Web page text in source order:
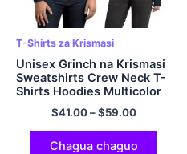
T-Shirts za Krismasi
Unisex Grinch na Krismasi
Sweatshirts Crew Neck T-
Shirts Hoodies Multicolor
$41.00–$59.00
Chagua chaguo